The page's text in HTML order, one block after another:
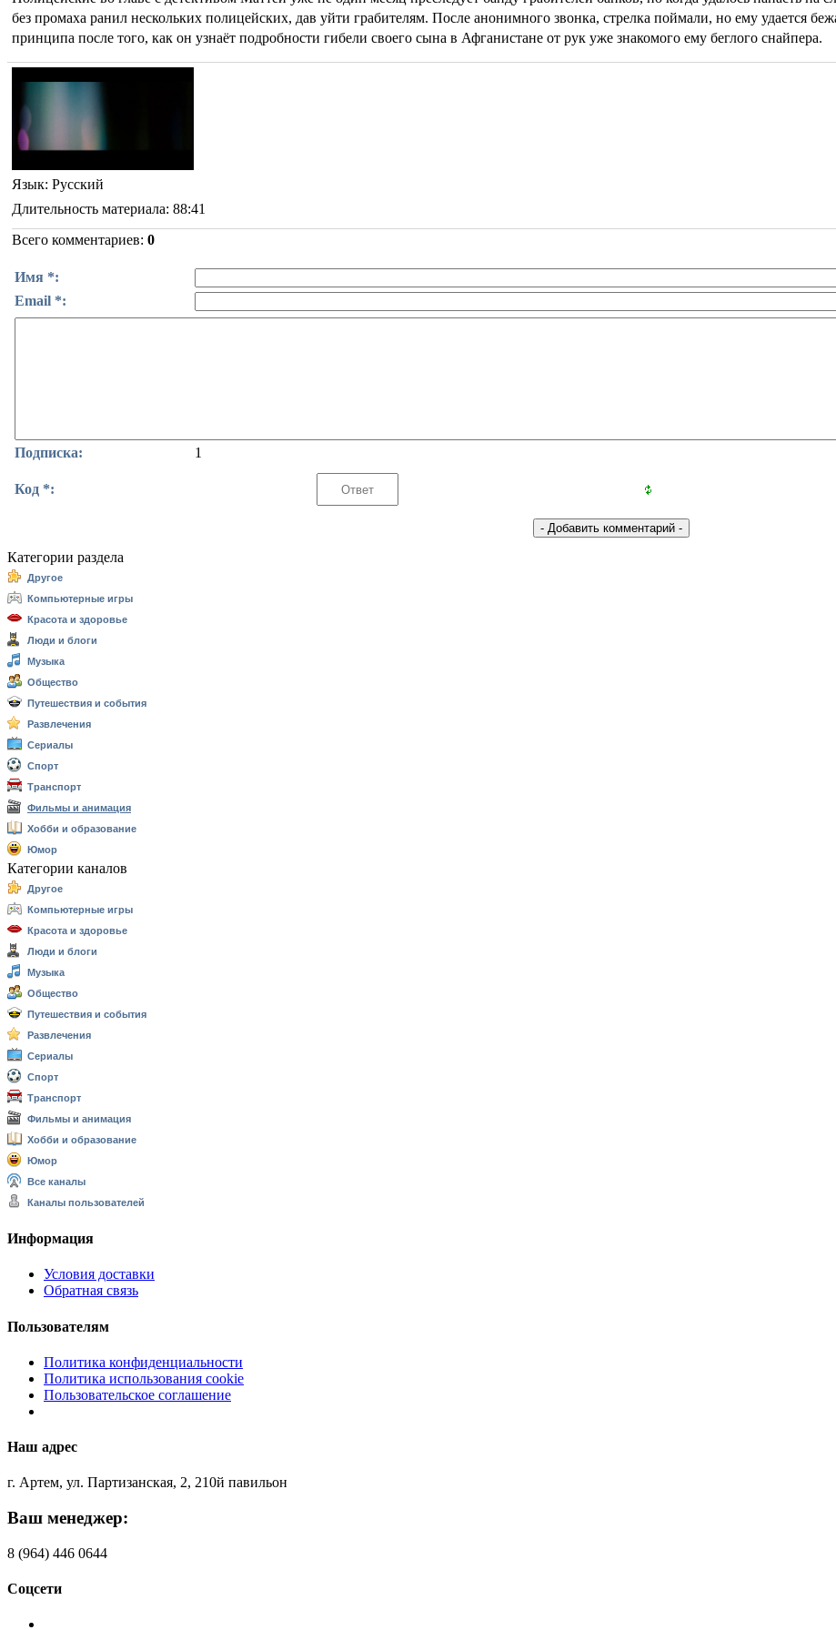
без промаха ранил нескольких полицейских, дав уйти грабителям. После анонимного звонка, стрелка поймали, но ему удается
принципа после того, как он узнаёт подробности гибели своего сына в Афганистане от рук уже знакомого ему беглого снайпера.
Язык: Русский
Длительность материала: 88:41
Всего комментариев: 0
Имя *:
Email *:
Подписка: 1
Код *:
Категории раздела
Другое
Компьютерные игры
Красота и здоровье
Люди и блоги
Музыка
Общество
Путешествия и события
Развлечения
Сериалы
Спорт
Транспорт
Фильмы и анимация
Хобби и образование
Юмор
Категории каналов
Другое
Компьютерные игры
Красота и здоровье
Люди и блоги
Музыка
Общество
Путешествия и события
Развлечения
Сериалы
Спорт
Транспорт
Фильмы и анимация
Хобби и образование
Юмор
Все каналы
Каналы пользователей
Информация
Условия доставки
Обратная связь
Пользователям
Политика конфиденциальности
Политика использования cookie
Пользовательское соглашение
Наш адрес
г. Артем, ул. Партизанская, 2, 210й павильон
Ваш менеджер:
8 (964) 446 0644
Соцсети